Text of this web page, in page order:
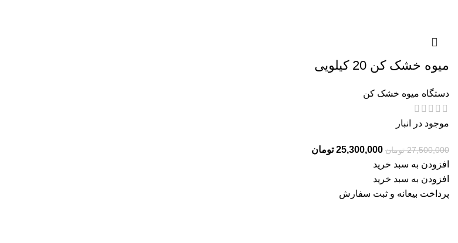
میوه خشک کن 20 کیلویی
دستگاه میوه خشک کن
موجود در انبار
27,500,000 تومان 25,300,000 تومان
افزودن به سبد خرید
افزودن به سبد خرید
پرداخت بیعانه و ثبت سفارش